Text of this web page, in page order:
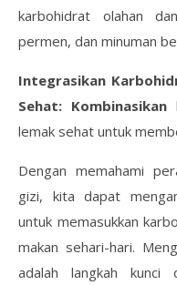
karbohidrat olahan
permen, dan minuman
Integrasikan
Sehat: Kombinasikan
lemak sehat untuk
Dengan memahami
gizi, kita dapat
untuk memasukkan
makan sehari-hari.
adalah langkah kunci